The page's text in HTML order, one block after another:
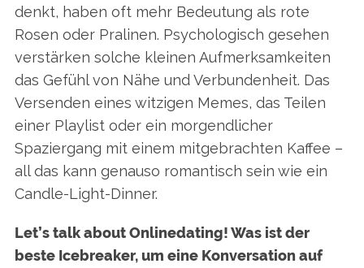
denkt, haben oft mehr Bedeutung als rote
Rosen oder Pralinen. Psychologisch gesehen
verstärken solche kleinen Aufmerksamkeiten
das Gefühl von Nähe und Verbundenheit. Das
Versenden eines witzigen Memes, das Teilen
einer Playlist oder ein morgendlicher
Spaziergang mit einem mitgebrachten Kaffee –
all das kann genauso romantisch sein wie ein
Candle-Light-Dinner.
Let’s talk about Onlinedating! Was ist der
beste Icebreaker, um eine Konversation auf